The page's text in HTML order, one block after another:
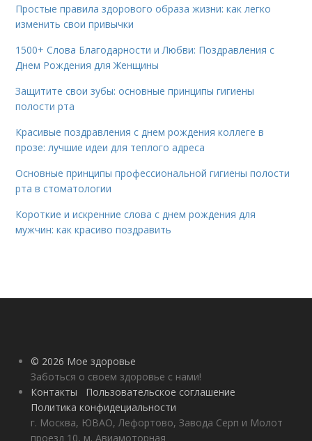
Простые правила здорового образа жизни: как легко
изменить свои привычки
1500+ Слова Благодарности и Любви: Поздравления с
Днем Рождения для Женщины
Защитите свои зубы: основные принципы гигиены
полости рта
Красивые поздравления с днем рождения коллеге в
прозе: лучшие идеи для теплого адреса
Основные принципы профессиональной гигиены полости
рта в стоматологии
Короткие и искренние слова с днем рождения для
мужчин: как красиво поздравить
© 2026 Мое здоровье
Заботься о своем здоровье с нами!
Контакты
Пользовательское соглашение
Политика конфидециальности
г. Москва, ЮВАО, Лефортово, Завода Серп и Молот
проезд 10, м. Авиамоторная